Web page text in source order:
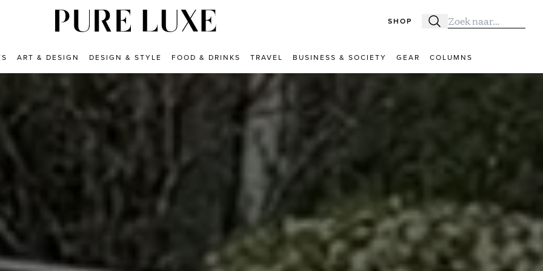
SHOP Zoeken
Zoek naar:
ART & DESIGN DESIGN & STYLE FOOD & DRINKS TRAVEL BUSINESS & SOCIETY GEAR COLUMNS